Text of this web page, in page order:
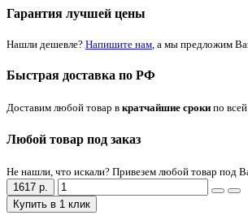
Гарантия лучшей цены
Нашли дешевле? Напишите нам , а мы предложим
Быстрая доставка по РФ
Доставим любой товар в кратчайшие сроки по
Любой товар под заказ
Не нашли, что искали? Привезем любой товар под
1617 р.
Купить в 1 клик